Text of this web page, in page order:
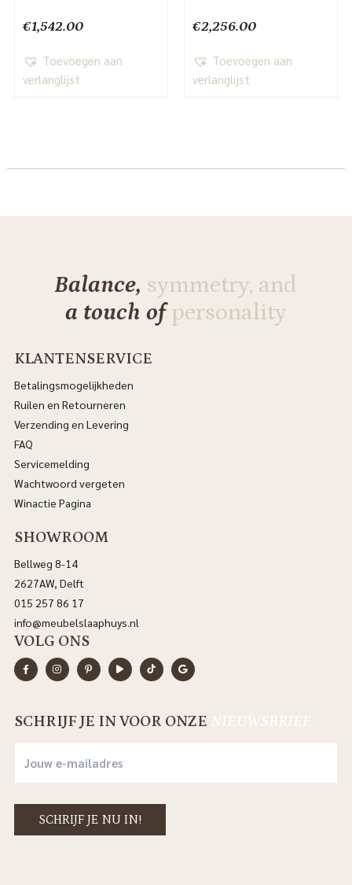
€1,542.00
Toevoegen aan
verlanglijst
€2,256.00
Toevoegen aan
verlanglijst
Balance, symmetry, and
a touch ofpersonality
KLANTENSERVICE
Betalingsmogelijkheden
Ruilen en Retourneren
Verzending en Levering
FAQ
Servicemelding
Wachtwoord vergeten
Winactie Pagina
SHOWROOM
Bellweg 8-14
2627AW, Delft
015 257 86 17
info@meubelslaaphuys.nl
VOLG ONS
SCHRIJF JE IN VOOR ONZE NIEUWSBRIEF